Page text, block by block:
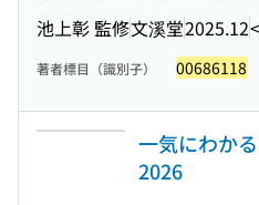
池上彰 監修文溪堂2025.12
著者標目（識別子） 00686118
一気にわか
2026